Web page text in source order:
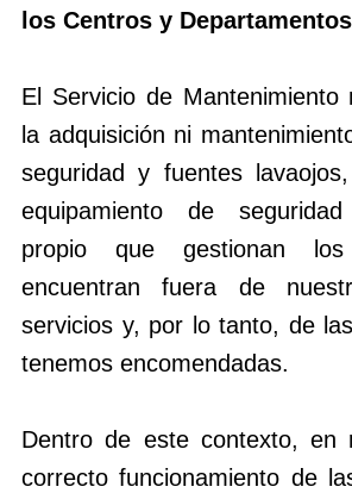
los Centros y Departamentos
El Servicio de Mantenimiento
la adquisición ni
seguridad y fuentes
equipamiento de
propio que gestionan
encuentran fuera de
servicios y, por lo tanto, de
tenemos encomendadas.
Dentro de este contexto, en
correcto funcionamiento de